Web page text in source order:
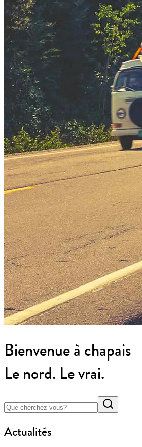
Bienvenue à chapais
Le nord. Le vrai.
Actualités